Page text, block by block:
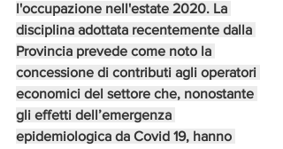
l'occupazione nell'estate 2020. La
disciplina adottata recentemente dalla
Provincia prevede come noto la
concessione di contributi agli operatori
economici del settore che, nonostante
gli effetti dell’emergenza
epidemiologica da Covid 19, hanno